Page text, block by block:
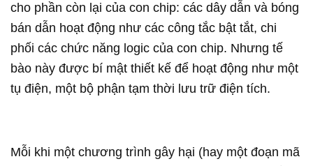
cho phần còn lại của con chip: các dây dẫn và bóng
bán dẫn hoạt động như các công tắc bật tắt, chi
phối các chức năng logic của con chip. Nhưng tế
bào này được bí mật thiết kế để hoạt động như một
tụ điện, một bộ phận tạm thời lưu trữ điện tích.
Mỗi khi một chương trình gây hại (hay một đoạn mã